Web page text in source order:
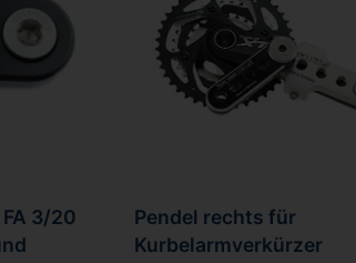
3/20
Pendel rechts für
Kurbelarmverkürzer